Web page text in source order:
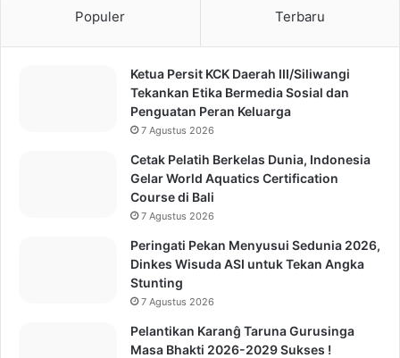
Populer Terbaru
Ketua Persit KCK Daerah III/Siliwangi
Tekankan Etika Bermedia Sosial dan
Penguatan Peran Keluarga
7 Agustus 2026
Cetak Pelatih Berkelas Dunia, Indonesia
Gelar World Aquatics Certification
Course di Bali
7 Agustus 2026
Peringati Pekan Menyusui Sedunia 2026,
Dinkes Wisuda ASI untuk Tekan Angka
Stunting
7 Agustus 2026
Pelantikan Karanĝ Taruna Gurusinga
Masa Bhakti 2026-2029 Sukses !